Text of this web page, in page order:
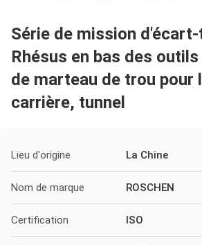
Série de mission
Rhésus en bas des
de marteau de trou pour
carrière, tunnel
Lieu d'origine La Chine
Nom de marque ROSCHEN
Certification ISO